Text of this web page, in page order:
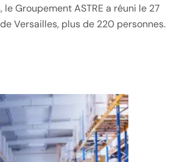
le Groupement ASTRE a réuni le 27
Versailles, plus de 220 personnes.